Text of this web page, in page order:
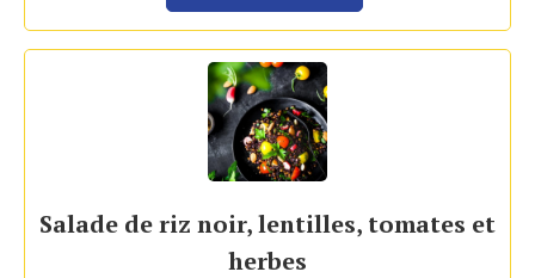
Salade de riz noir, lentilles, tomates et
herbes